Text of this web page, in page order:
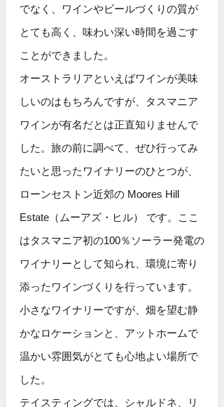
でなく、ワインやビールづくりの質が
とても高く、味わい深い時間を過ごす
ことができました。
オーストラリアといえばワインが美味
しいのはもちろんですが、タスマニア
ワインが有名だとは正直知りませんで
した。旅の前に調べて、ぜひ行ってみ
たいと思ったワイナリーのひとつが、
ローンセストン近郊の Moores Hill
Estate（ムーアズ・ヒル） です。ここ
はタスマニア初の100％ソーラー発電の
ワイナリーとして知られ、環境に寄り
添ったワインづくりを行っています。
小さなワイナリーですが、畑を望む静
かなロケーションと、アットホームで
温かい雰囲気がとても心地よい場所で
した。
テイスティングでは、シャルドネ、リ